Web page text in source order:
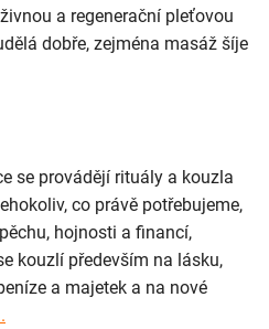
a regenerační pleťovou
dobře, zejména masáž šíje
se provádějí rituály a kouzla
co právě potřebujeme,
hojnosti a financí,
kouzlí především na lásku,
a majetek a na nové